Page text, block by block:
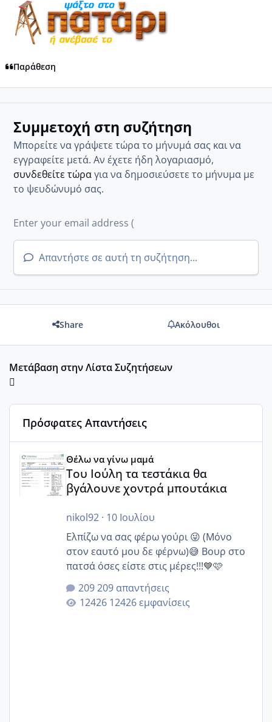
Παράθεση
Συμμετοχή στη συζήτηση
Μπορείτε να γράψετε τώρα το μήνυμά σας και να
εγγραφείτε μετά. Αν έχετε ήδη λογαριασμό,
συνδεθείτε τώραγια να δημοσιεύσετε το μήνυμα με
το ψευδώνυμό σας.
Απαντήστε σε αυτή τη συζήτηση...
Share Ακόλουθοι
Μετάβαση στην Λίστα Συζητήσεων
Πρόσφατες Απαντήσεις
Θέλω να γίνω μαμά
Του Ιούλη τα τεστάκια θα
βγάλουνε χοντρά μπουτάκια
nikol92· 10 Ιουλίου
Ελπίζω να σας φέρω γούρι 😜 (Μόνο
στον εαυτό μου δε φέρνω)😅 Βουρ στο
πατσά όσες είστε στις μέρες!!!💙🩷
209 απαντήσεις
12426 εμφανίσεις